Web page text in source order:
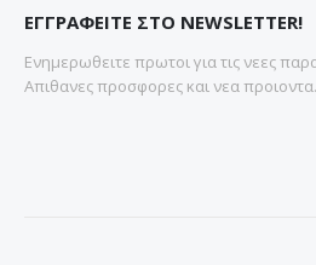
ΕΓΓΡΑΦΕΙΤΕ ΣΤΟ NEWSLETTER!
Ενημερωθειτε πρωτοι για τις νεες
Απιθανες προσφορες και νεα